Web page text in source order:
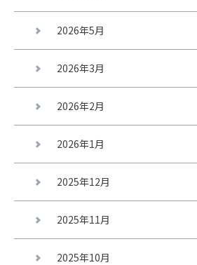
2026年5月
2026年3月
2026年2月
2026年1月
2025年12月
2025年11月
2025年10月